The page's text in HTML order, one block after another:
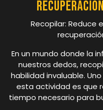
Recopilar: Reduce
En un mundo donde la
nuestros dedos,
habilidad invaluable.
esta actividad es que
tiempo necesario para